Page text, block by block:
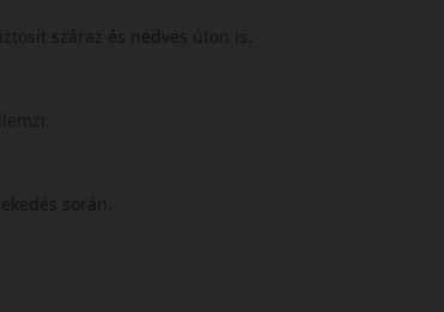
száraz és nedves úton is.
során.